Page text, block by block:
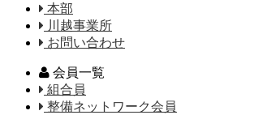
本部
川越事業所
お問い合わせ
会員一覧
組合員
整備ネットワーク会員